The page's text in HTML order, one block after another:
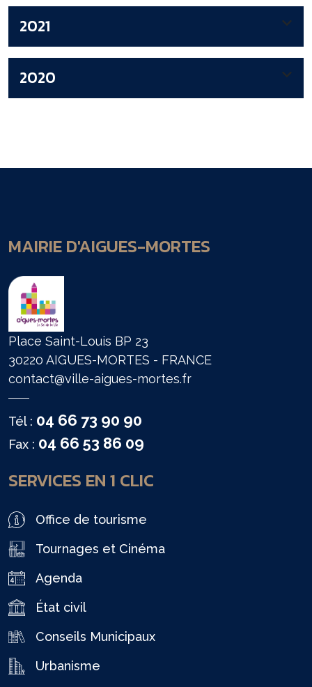
2021
2020
MAIRIE D'AIGUES-MORTES
Place Saint-Louis BP 23
30220 AIGUES-MORTES - FRANCE
contact@ville-aigues-mortes.fr
Tél : 04 66 73 90 90
Fax : 04 66 53 86 09
SERVICES EN 1 CLIC
Office de tourisme
Tournages et Cinéma
Agenda
État civil
Conseils Municipaux
Urbanisme